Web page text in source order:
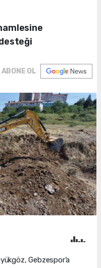
ABONE OL
Gebzespor’a